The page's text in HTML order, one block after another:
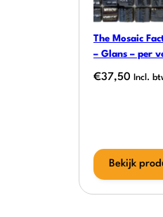
The Mosaic
– Glans – per
€37,50 Incl.
Bekijk